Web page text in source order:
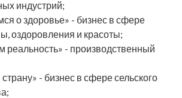
индустрий;
о здоровье» - бизнес в сфере
оздоровления и красоты;
реальность» - производственный
- бизнес в сфере сельского